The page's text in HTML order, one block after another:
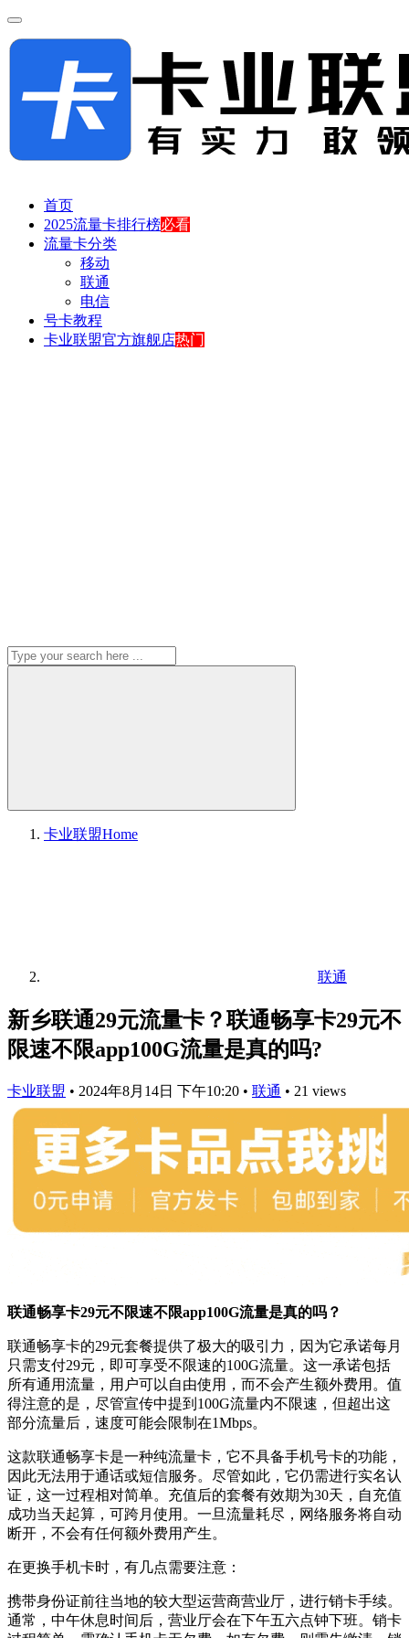
首页
2025流量卡排行榜必看
流量卡分类
移动
联通
电信
号卡教程
卡业联盟官方旗舰店热门
卡业联盟Home
联通
新乡联通29元流量卡？联通畅享卡29元不
限速不限app100G流量是真的吗?
卡业联盟 • 2024年8月14日 下午10:20 • 联通 • 21 views
联通畅享卡29元不限速不限app100G流量是真的吗？
联通畅享卡的29元套餐提供了极大的吸引力，因为它承诺每月
只需支付29元，即可享受不限速的100G流量。这一承诺包括
所有通用流量，用户可以自由使用，而不会产生额外费用。值
得注意的是，尽管宣传中提到100G流量内不限速，但超出这
部分流量后，速度可能会限制在1Mbps。
这款联通畅享卡是一种纯流量卡，它不具备手机号卡的功能，
因此无法用于通话或短信服务。尽管如此，它仍需进行实名认
证，这一过程相对简单。充值后的套餐有效期为30天，自充值
成功当天起算，可跨月使用。一旦流量耗尽，网络服务将自动
断开，不会有任何额外费用产生。
在更换手机卡时，有几点需要注意：
携带身份证前往当地的较大型运营商营业厅，进行销卡手续。
通常，中午休息时间后，营业厅会在下午五六点钟下班。销卡